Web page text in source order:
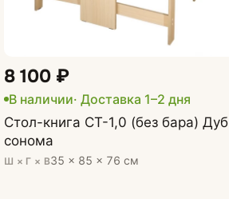
8 100 ₽
В наличии· Доставка 1–2 дня
Стол-книга СТ-1,0 (без бара) Дуб
сонома
Ш × Г × В35 × 85 × 76 см